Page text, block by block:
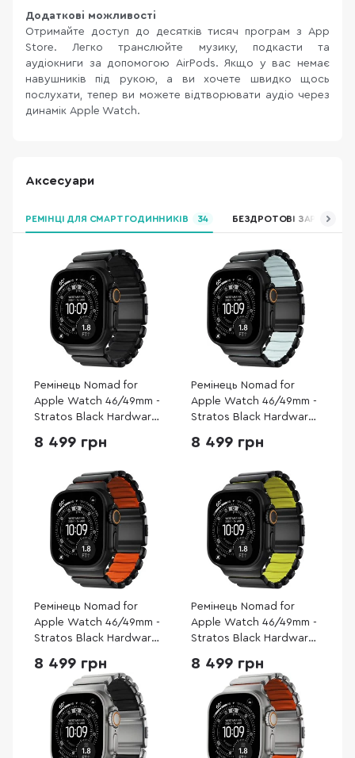
Додаткові можливості
Отримайте доступ до десятків тисяч програм з App
Store. Легко транслюйте музику, подкасти та
аудіокниги за допомогою AirPods. Якщо у вас немає
навушників під рукою, а ви хочете швидко щось
послухати, тепер ви можете відтворювати аудіо через
динамік Apple Watch.
Аксесуари
РЕМІНЦІ ДЛЯ СМАРТ ГОДИННИКІВ 34 БЕЗДРОТОВІ ЗАРЯДНІ
Ремінець Nomad for
Apple Watch 46/49mm -
Stratos Black Hardware
8 499 грн
Ремінець Nomad for
Apple Watch 46/49mm -
Stratos Black Hardware
(NM009896858)
8 499 грн
Ремінець Nomad for
Apple Watch 46/49mm -
Stratos Black Hardware
(NM011116858)
8 499 грн
Ремінець Nomad for
Apple Watch 46/49mm -
Stratos Black Hardware
8 499 грн